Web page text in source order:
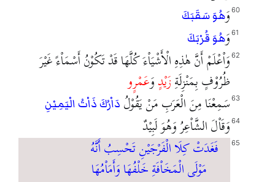
وَهُوَ سَقَبَكَ 60
وَهُوَ قُرْبَكَ 61
وَاْعْلَمْ أَنَّ هٰذِهِ الْأَشْيَاْءَ كُلَّهَا قَدْ تَكُوْنُ أَسْمَاْءً غَيْرَ
ظُرُوْفٍ بِمَنْزِلَةِزَيْدٍوَعَمْرٍو
62
سَمِعْنَا مِنَ الْعَرَبِ مَنْ يَقُوْلُ دَاْرُكَ ذَاْتُ الْيَمِيْنِ 63
وَقَاْلَ الشَّاْعِرُ وَهُوَ لَبِيْدٌ 64
فَغَدَتْ كِلَا الْفَرْجَيْنِ تَحْسِبُ أَنَّهُ
مَوْلَى الْمَخَاْفَةِ خَلْفُهَا وَأَمَاْمُهَا
65